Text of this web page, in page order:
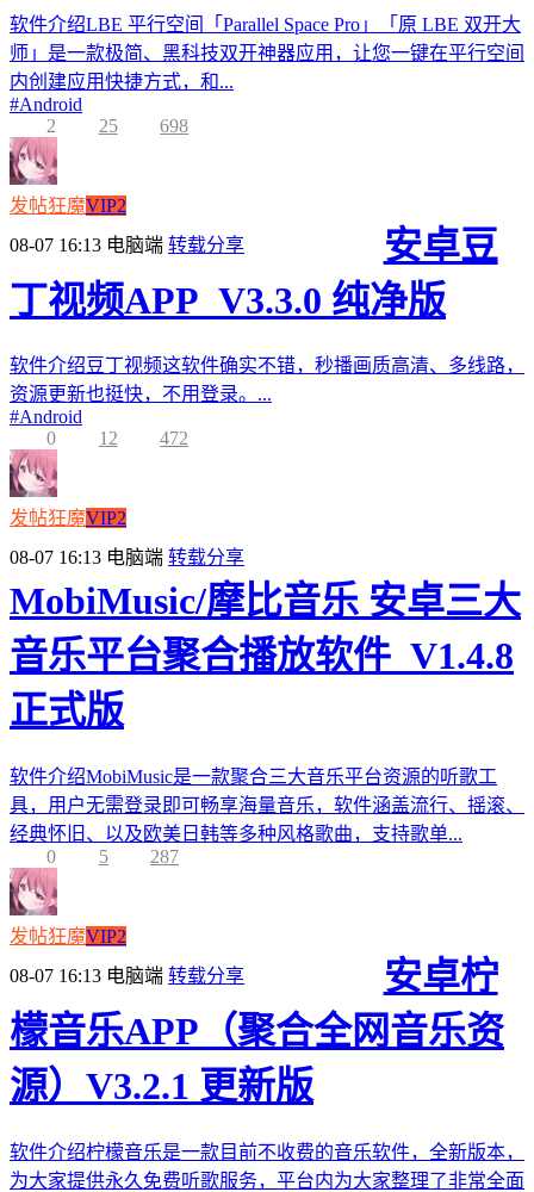
软件介绍LBE 平行空间「Parallel Space Pro」「原 LBE 双开大
师」是一款极简、黑科技双开神器应用，让您一键在平行空间
内创建应用快捷方式，和...
#Android
2
25 698
发帖狂魔VIP2
08-07 16:13 电脑端 转载分享
安卓豆
丁视频APP_V3.3.0 纯净版
软件介绍豆丁视频这软件确实不错，秒播画质高清、多线路，
资源更新也挺快，不用登录。...
#Android
0
12 472
发帖狂魔VIP2
08-07 16:13 电脑端 转载分享
MobiMusic/摩比音乐 安卓三大
音乐平台聚合播放软件_V1.4.8
正式版
软件介绍MobiMusic是一款聚合三大音乐平台资源的听歌工
具，用户无需登录即可畅享海量音乐，软件涵盖流行、摇滚、
经典怀旧、以及欧美日韩等多种风格歌曲，支持歌单...
0
5 287
发帖狂魔VIP2
08-07 16:13 电脑端 转载分享
安卓柠
檬音乐APP（聚合全网音乐资
源）V3.2.1 更新版
软件介绍柠檬音乐是一款目前不收费的音乐软件，全新版本，
为大家提供永久免费听歌服务，平台内为大家整理了非常全面